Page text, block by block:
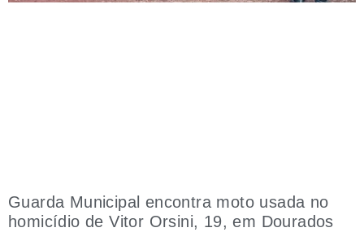
Guarda Municipal encontra moto usada no
homicídio de Vitor Orsini, 19, em Dourados